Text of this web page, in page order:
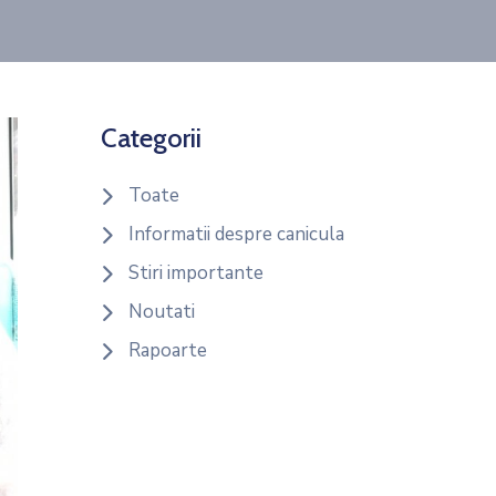
Categorii
Toate
Informatii despre canicula
Stiri importante
Noutati
Rapoarte